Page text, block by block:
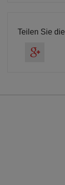
Teilen Sie